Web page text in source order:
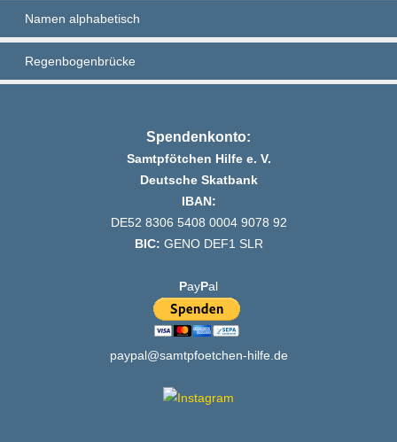
Namen alphabetisch
Regenbogenbrücke
Spendenkonto:
Samtpfötchen Hilfe e. V.
Deutsche Skatbank
IBAN:
DE52 8306 5408 0004 9078 92
BIC: GENO DEF1 SLR
PayPal
paypal@samtpfoetchen-hilfe.de